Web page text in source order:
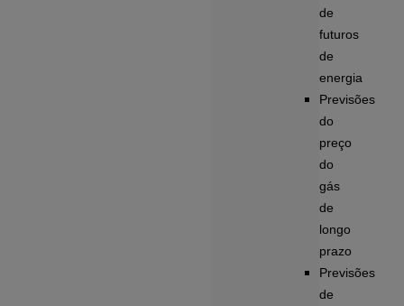
de
futuros
de
energia
Previsões
do
preço
do
gás
de
longo
prazo
Previsões
de